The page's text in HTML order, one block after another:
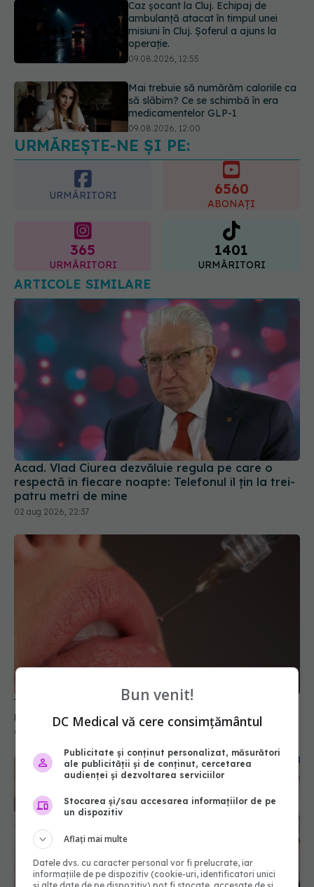
Mai trebuie să numărăm caloriile ca
să slăbim? Ce se schimbă în era
medicamentelor GLP-1
09.08.2026, 12:00
Prof. univ. dr. Cătălina Poiană (CMR),
avertisment după ambulanța
atacată în Cluj: Fake news-ul nu
este inofensiv
09.08.2026, 14:05
URMĂREȘTE-NE ȘI PE:
URMĂRITORI 6560
ABONAȚI
365
URMĂRITORI
1401
URMĂRITORI
ARTICOLE SIMILARE
Acad. Vlad Ciurea dezvăluie regula pe care o
respectă în fiecare noapte: Telefonul îl țin la trei-
patru metri de mine
02 aug 2026, 22:37
Ți-ai mărit buzele? Cele 4 greșeli care pot strica
rezultatul după injectarea cu acid hialuronic
07 aug 2026, 13:54
Bun venit!
DC Medical vă cere consimțământul
Publicitate și conținut personalizat, măsurători
ale publicității și de conținut, cercetarea
audienței și dezvoltarea serviciilor
Stocarea și/sau accesarea informațiilor de pe
un dispozitiv
Aflați mai multe
Datele dvs. cu caracter personal vor fi prelucrate, iar
informațiile de pe dispozitiv (cookie-uri, identificatori unici